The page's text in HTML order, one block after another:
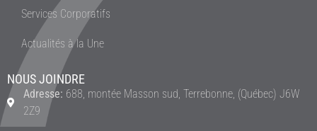
Services Corporatifs
Actualités à la Une
NOUS JOINDRE
Adresse: 688, montée Masson sud, Terrebonne, (Québec) J6W
2Z9